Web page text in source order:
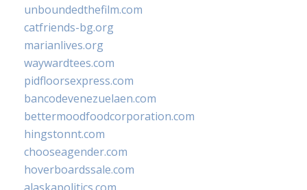
unboundedthefilm.com
catfriends-bg.org
marianlives.org
waywardtees.com
pidfloorsexpress.com
bancodevenezuelaen.com
bettermoodfoodcorporation.com
hingstonnt.com
chooseagender.com
hoverboardssale.com